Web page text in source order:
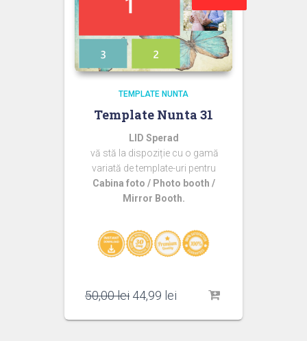
TEMPLATE NUNTA
Template Nunta 31
LID Sperad
vă stă la dispoziție cu o gamă
variată de template-uri pentru
Cabina foto / Photo booth /
Mirror Booth.
50,00lei Prețul
a
44,99 lei
este: